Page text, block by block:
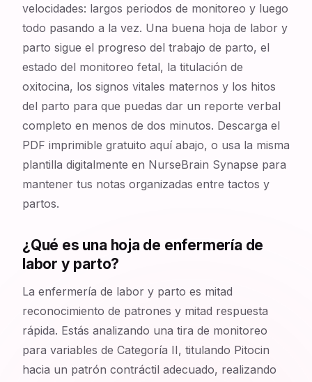
velocidades: largos periodos de monitoreo y luego
todo pasando a la vez. Una buena hoja de labor y
parto sigue el progreso del trabajo de parto, el
estado del monitoreo fetal, la titulación de
oxitocina, los signos vitales maternos y los hitos
del parto para que puedas dar un reporte verbal
completo en menos de dos minutos. Descarga el
PDF imprimible gratuito aquí abajo, o usa la misma
plantilla digitalmente en NurseBrain Synapse para
mantener tus notas organizadas entre tactos y
partos.
¿Qué es una hoja de enfermería de
labor y parto?
La enfermería de labor y parto es mitad
reconocimiento de patrones y mitad respuesta
rápida. Estás analizando una tira de monitoreo
para variables de Categoría II, titulando Pitocin
hacia un patrón contráctil adecuado, realizando